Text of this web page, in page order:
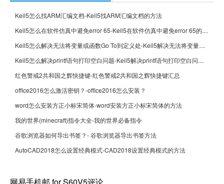
Keil5怎么找ARM汇编文档-Keil5找ARM汇编文档的方法
Keil5怎么在软件仿真中避免error 65-Keil5在软件仿真中避免error 65的方法
Keil5怎么解决无法将变量或函数Go To到定义处-Keil5解决无法将变量或函数Go To到定义处的方法
Keil5怎么解决printf语句打印空白问题-Keil5解决printf语句打印空白问题的方法
红色警戒2共和国之辉快捷键-红色警戒2共和国之辉快捷键汇总
office2016怎么激活密钥？-office2016怎么安装？
word怎么安装方正小标宋简体-word安装方正小标宋简体的方法
我的世界(minecraft)指令大全-我的世界必备指令
谷歌浏览器如何导出书签？- 谷歌浏览器导出书签方法
AutoCAD2018怎么设置经典模式-CAD2018设置经典模式的方法